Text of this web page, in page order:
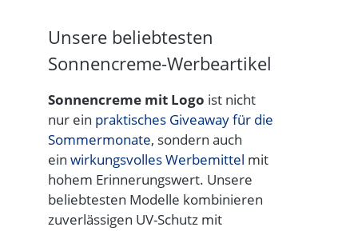
Unsere beliebtesten
Sonnencreme-Werbeartikel
Sonnencreme mit Logo ist nicht
nur ein praktisches Giveaway für die
Sommermonate, sondern auch
ein wirkungsvolles Werbemittel mit
hohem Erinnerungswert. Unsere
beliebtesten Modelle kombinieren
zuverlässigen UV-Schutz mit